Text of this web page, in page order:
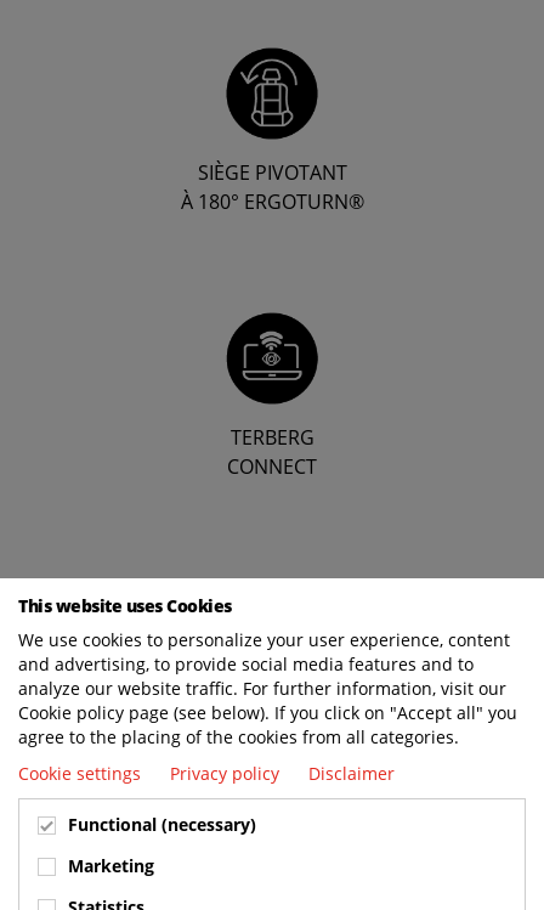
SIÈGE PIVOTANT
À 180° ERGOTURN®
TERBERG
CONNECT
This website uses Cookies
We use cookies to personalize your user experience, content
and advertising, to provide social media features and to
analyze our website traffic. For further information, visit our
Cookie policy page (see below). If you click on "Accept all" you
agree to the placing of the cookies from all categories.
Cookie settings
Privacy policy Disclaimer
Functional (necessary)
Marketing